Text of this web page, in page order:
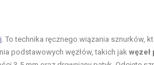
. To technika ręcznego wiązania sznurków,
podstawowych węzłów, takich jak węzeł